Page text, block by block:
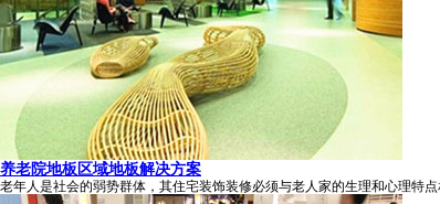
养老院地板区域地板解决方案
老年人是社会的弱势群体，其住宅装饰装修必须与老人家的生理和心理特